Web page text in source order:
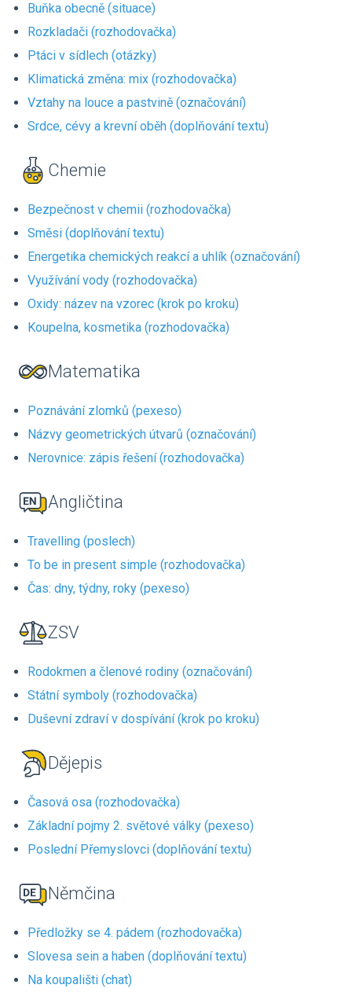
Buňka obecně (situace)
Rozkladači (rozhodovačka)
Ptáci v sídlech (otázky)
Klimatická změna: mix (rozhodovačka)
Vztahy na louce a pastvině (označování)
Srdce, cévy a krevní oběh (doplňování textu)
Chemie
Bezpečnost v chemii (rozhodovačka)
Směsi (doplňování textu)
Energetika chemických reakcí a uhlík (označování)
Využívání vody (rozhodovačka)
Oxidy: název na vzorec (krok po kroku)
Koupelna, kosmetika (rozhodovačka)
Matematika
Poznávání zlomků (pexeso)
Názvy geometrických útvarů (označování)
Nerovnice: zápis řešení (rozhodovačka)
Angličtina
Travelling (poslech)
To be in present simple (rozhodovačka)
Čas: dny, týdny, roky (pexeso)
ZSV
Rodokmen a členové rodiny (označování)
Státní symboly (rozhodovačka)
Duševní zdraví v dospívání (krok po kroku)
Dějepis
Časová osa (rozhodovačka)
Základní pojmy 2. světové války (pexeso)
Poslední Přemyslovci (doplňování textu)
Němčina
Předložky se 4. pádem (rozhodovačka)
Slovesa sein a haben (doplňování textu)
Na koupališti (chat)